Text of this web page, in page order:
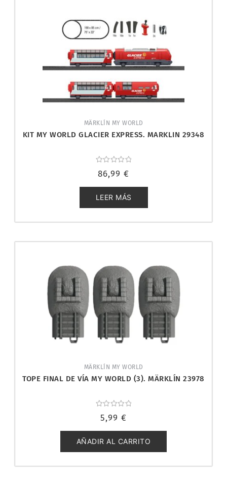
MÄRKLÍN MY WORLD
KIT MY WORLD GLACIER EXPRESS. MARKLIN 29348
con
de
5
86,99 €
LEER MÁS
MÄRKLÍN MY WORLD
TOPE FINAL DE VÍA MY WORLD (3). MÄRKLÍN 23978
con
de
5
5,99 €
AÑADIR AL CARRITO